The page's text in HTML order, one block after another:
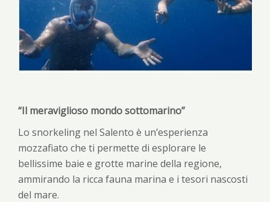
“Il meraviglioso mondo sottomarino”
Lo snorkeling nel Salento è un’esperienza
mozzafiato che ti permette di esplorare le
bellissime baie e grotte marine della regione,
ammirando la ricca fauna marina e i tesori nascosti
del mare.